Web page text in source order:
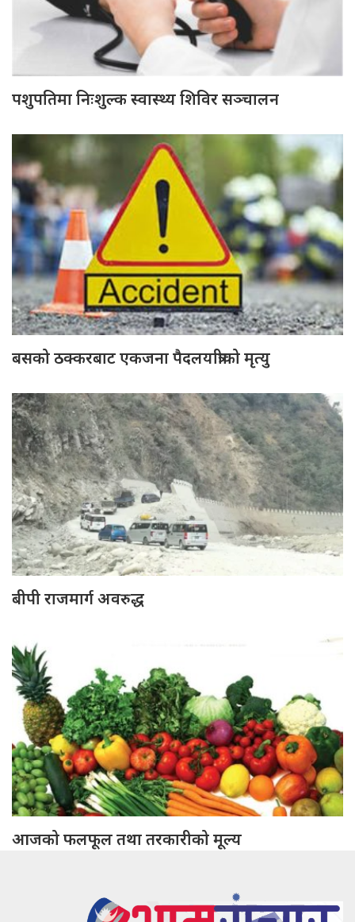
पशुपतिमा निःशुल्क स्वास्थ्य शिविर सञ्चालन
बसको ठक्करबाट एकजना पैदलयात्रीको मृत्यु
बीपी राजमार्ग अवरुद्ध
आजको फलफूल तथा तरकारीको मूल्य